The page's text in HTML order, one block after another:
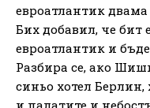
евроатлантик
Бих добавил, че бит
евроатлантик и
Разбира се, ако
синьо хотел Берлин,
и палатите и